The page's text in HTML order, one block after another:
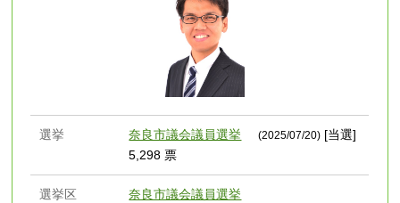
選挙 奈良市議会議員選挙 (2025/07/20) [当選]
5,298 票
選挙区 奈良市議会議員選挙